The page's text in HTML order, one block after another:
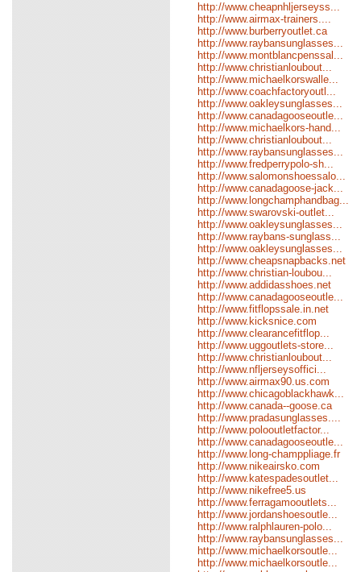
http://www.cheapnhljerseyss...
http://www.airmax-trainers....
http://www.burberryoutlet.ca
http://www.raybansunglasses...
http://www.montblancpenssal...
http://www.christianloubout...
http://www.michaelkorswalle...
http://www.coachfactoryoutl...
http://www.oakleysunglasses...
http://www.canadagooseoutle...
http://www.michaelkors-hand...
http://www.christianloubout...
http://www.raybansunglasses...
http://www.fredperrypolo-sh...
http://www.salomonshoessalo...
http://www.canadagoose-jack...
http://www.longchamphandbag...
http://www.swarovski-outlet...
http://www.oakleysunglasses...
http://www.raybans-sunglass...
http://www.oakleysunglasses...
http://www.cheapsnapbacks.net
http://www.christian-loubou...
http://www.addidasshoes.net
http://www.canadagooseoutle...
http://www.fitflopssale.in.net
http://www.kicksnice.com
http://www.clearancefitflop...
http://www.uggoutlets-store...
http://www.christianloubout...
http://www.nfljerseysoffici...
http://www.airmax90.us.com
http://www.chicagoblackhawk...
http://www.canada--goose.ca
http://www.pradasunglasses....
http://www.polooutletfactor...
http://www.canadagooseoutle...
http://www.long-champpliage.fr
http://www.nikeairsko.com
http://www.katespadesoutlet...
http://www.nikefree5.us
http://www.ferragamooutlets...
http://www.jordanshoesoutle...
http://www.ralphlauren-polo...
http://www.raybansunglasses...
http://www.michaelkorsoutle...
http://www.michaelkorsoutle...